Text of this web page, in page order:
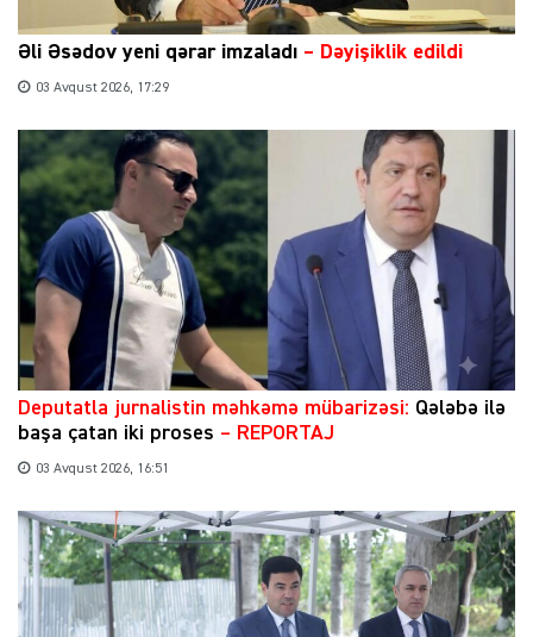
Əli Əsədov yeni qərar imzaladı – Dəyişiklik edildi
03 Avqust 2026, 17:29
​Deputatla jurnalistin məhkəmə mübarizəsi: Qələbə ilə
başa çatan iki proses – REPORTAJ
03 Avqust 2026, 16:51